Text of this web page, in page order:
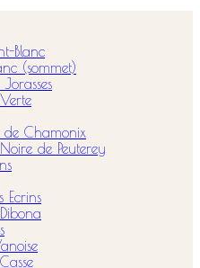
Blanc
(sommet)
de Chamonix
de Peuterey
Ecrins